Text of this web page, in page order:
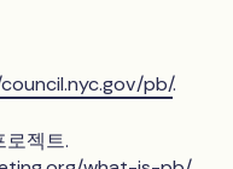
pb/.
로젝트.